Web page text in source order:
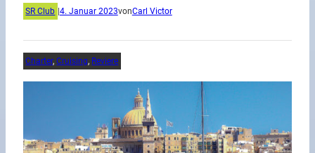
SR Club |4. Januar 2023vonCarl Victor
Charter, Cruising, Reviere